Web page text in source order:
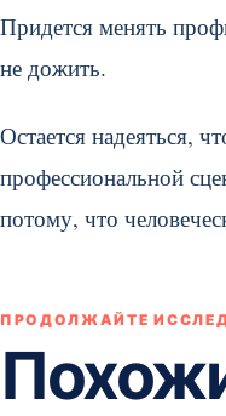
Придется менять
не дожить.
Остается надеяться,
профессиональной
потому, что
ПРОДОЛЖАЙТЕ